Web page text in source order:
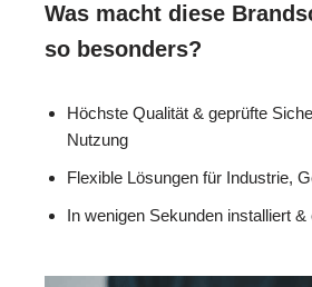
Was macht diese
so besonders?
Höchste Qualität & geprüfte
Nutzung
Flexible Lösungen für Industrie,
In wenigen Sekunden installiert